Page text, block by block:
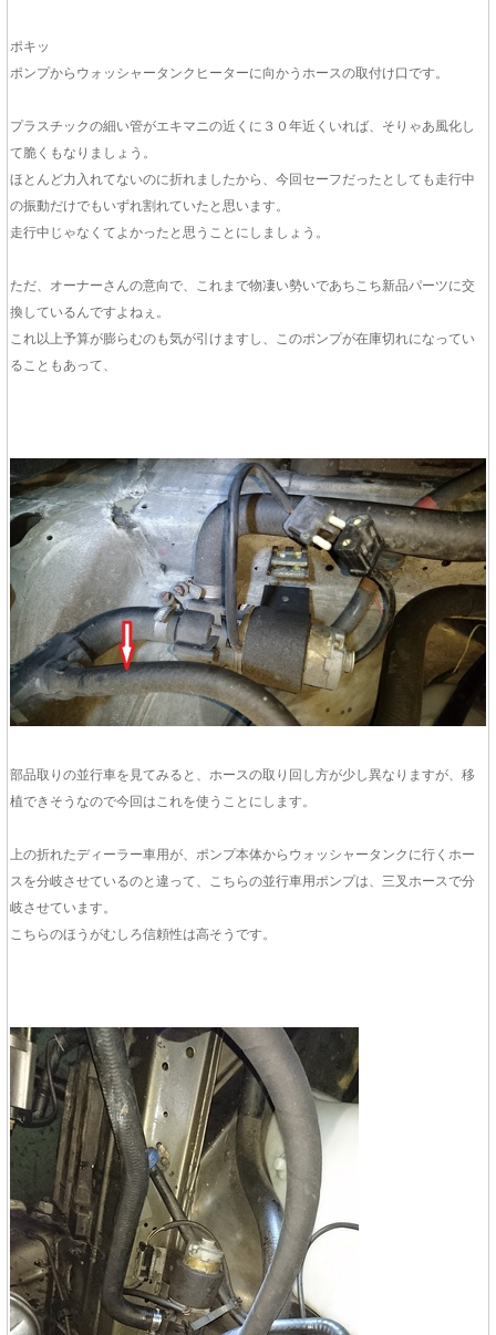
ポキッ
ポンプからウォッシャータンクヒーターに向かうホースの取付け口です。
プラスチックの細い管がエキマニの近くに３０年近くいれば、そりゃあ風化し
て脆くもなりましょう。
ほとんど力入れてないのに折れましたから、今回セーフだったとしても走行中
の振動だけでもいずれ割れていたと思います。
走行中じゃなくてよかったと思うことにしましょう。
ただ、オーナーさんの意向で、これまで物凄い勢いであちこち新品パーツに交
換しているんですよねぇ。
これ以上予算が膨らむのも気が引けますし、このポンプが在庫切れになってい
ることもあって、
部品取りの並行車を見てみると、ホースの取り回し方が少し異なりますが、移
植できそうなので今回はこれを使うことにします。
上の折れたディーラー車用が、ポンプ本体からウォッシャータンクに行くホー
スを分岐させているのと違って、こちらの並行車用ポンプは、三叉ホースで分
岐させています。
こちらのほうがむしろ信頼性は高そうです。